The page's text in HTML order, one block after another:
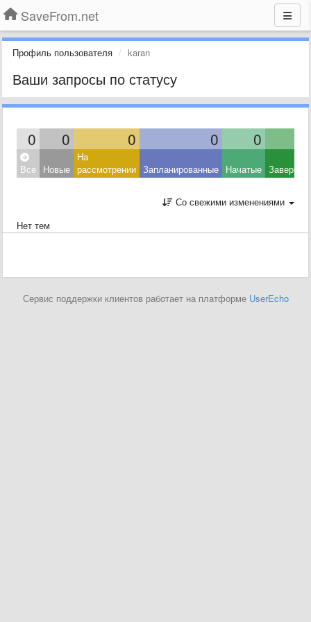
SaveFrom.net
Профиль пользователя karan
Ваши запросы по статусу
0 0 0 0 0
Все Новые
На
рассмотрении Запланированные Начатые
Со свежими изменениями
Нет тем
Сервис поддержки клиентов работает на платформе UserEcho